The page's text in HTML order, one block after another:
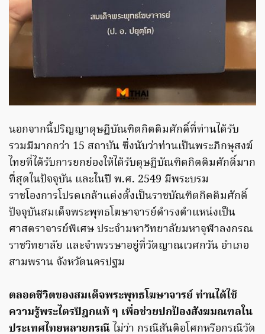
นอกจากนี้ปริญญาดุษฎีบัณฑิตกิตติมศักดิ์ที่ท่านได้รับ
รวมมีมากกว่า 15 สถาบัน ซึ่งนับว่าท่านเป็นพระภิกษุสงฆ์
ไทยที่ได้รับการยกย่องให้ได้รับดุษฎีบัณฑิตกิตติมศักดิ์มาก
ที่สุดในปัจจุบัน และในปี พ.ศ. 2549 มีพระบรม
ราชโองการโปรดเกล้าแต่งตั้งเป็นราชบัณฑิตกิตติมศักดิ์
ปัจจุบันสมเด็จพระพุทธโฆษาจารย์ดำรงตำแหน่งเป็น
ศาสตราจารย์พิเศษ ประจำมหาวิทยาลัยมหาจุฬาลงกรณ
ราชวิทยาลัย และจำพรรษาอยู่ที่วัดญาณเวศกวัน อำเภอ
สามพราน จังหวัดนครปฐม
ตลอดชีวิตของสมเด็จพระพุทธโฆษาจารย์ ท่านได้ใช้
ความรู้พระไตรปิฎกแท้ ๆ เพื่อช่วยปกป้องสังฆมณฑลใน
ประเทศไทยหลายกรณี ไม่ว่า กรณีสันติอโศกหรือกรณีวัด